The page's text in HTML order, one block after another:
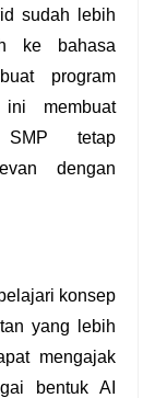
sudah lebih
ke bahasa
program
ini membuat
tetap
dengan
konsep
yang lebih
mengajak
bentuk AI